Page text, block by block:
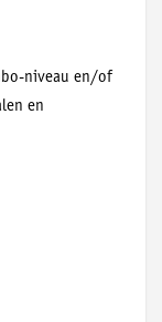
niveau en/of
en